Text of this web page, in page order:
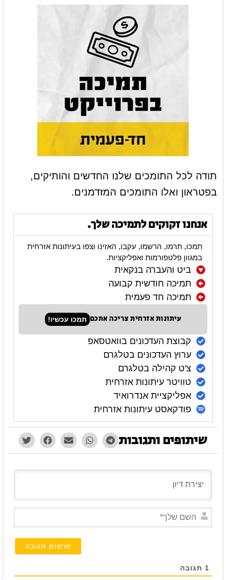
תודה לכל התומכים שלנו החדשים והותיקים,
בפטראון ואלו התומכים המזדמנים.
אנחנו זקוקים לתמיכה שלך.
תמכו, תרמו, הרשמו, עקבו, האזינו וצפו בעיתונות אזרחית
במגוון פלטפורמות ואפליקציות.
ביט והעברה בנקאית
תמיכה חודשית קבועה
תמיכה חד פעמית
עיתונות אזרחית צריכה אתכם תמכו עכשיו!
קבוצת העדכונים בוואטסאפ
ערוץ העדכונים בטלגרם
צ'ט קהילה בטלגרם
טוויטר עיתונות אזרחית
אפליקציית אנדרואיד
פודקאסט עיתונות אזרחית
שיתופים ותגובות
1 תגובה